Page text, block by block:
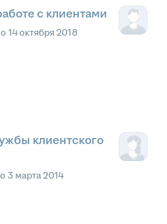
с клиентами
14 октября 2018
клиентского
3 марта 2014